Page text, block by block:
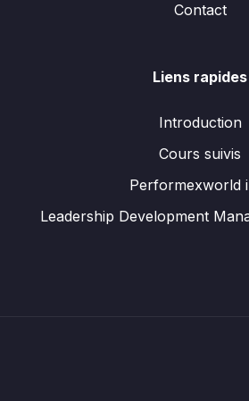
Contact
Liens rapides
Introduction
Cours suivis
Performexworld
Leadership Development